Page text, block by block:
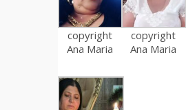
copyright
Ana Maria
copyright
Ana Maria